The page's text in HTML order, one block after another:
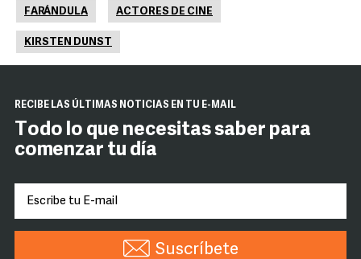
FARÁNDULA ACTORES DE CINE
KIRSTEN DUNST
RECIBE LAS ÚLTIMAS NOTICIAS EN TU E-MAIL
Todo lo que necesitas saber para
comenzar tu día
Suscríbete